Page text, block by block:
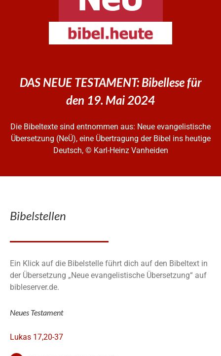
DAS NEUE TESTAMENT: Bibellese für
den 19. Mai 2024
Die Bibeltexte sind entnommen aus: Neue evangelistische
Übersetzung (NeÜ), eine Übertragung der Bibel ins heutige
Deutsch, © Karl-Heinz Vanheiden
Bibelstellen
Ein Klick auf die Bibelstelle führt dich auf den Bibeltext in
der Übersetzung „Neue evangelistische Übersetzung“ auf
bibleserver.de.
Neues Testament
Lukas 17,20-37